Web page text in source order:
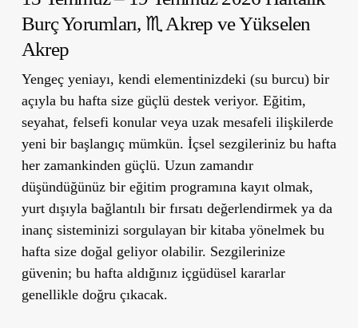
Burç Yorumları, ♏ Akrep ve Yükselen
Akrep
Yengeç yeniayı, kendi elementinizdeki (su burcu) bir
açıyla bu hafta size güçlü destek veriyor. Eğitim,
seyahat, felsefi konular veya uzak mesafeli ilişkilerde
yeni bir başlangıç mümkün. İçsel sezgileriniz bu hafta
her zamankinden güçlü. Uzun zamandır
düşündüğünüz bir eğitim programına kayıt olmak,
yurt dışıyla bağlantılı bir fırsatı değerlendirmek ya da
inanç sisteminizi sorgulayan bir kitaba yönelmek bu
hafta size doğal geliyor olabilir. Sezgilerinize
güvenin; bu hafta aldığınız içgüdüsel kararlar
genellikle doğru çıkacak.